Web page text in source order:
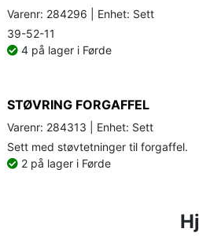
Varenr: 284296 | Enhet: Sett
39-52-11
4 på lager i Førde
STØVRING FORGAFFEL
Varenr: 284313 | Enhet: Sett
Sett med støvtetninger til forgaffel.
2 på lager i Førde